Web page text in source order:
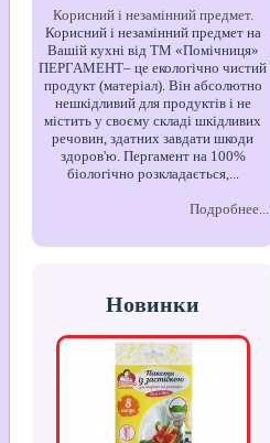
Корисний і незамінний предмет.
Корисний і незамінний предмет на
Вашій кухні від ТМ «Помічниця»
ПЕРГАМЕНТ– це екологічно чистий
продукт (матеріал). Він абсолютно
нешкідливий для продуктів і не
містить у своєму складі шкідливих
речовин, здатних завдати шкоди
здоров'ю. Пергамент на 100%
біологічно розкладається,...
Подробнее...
Новинки